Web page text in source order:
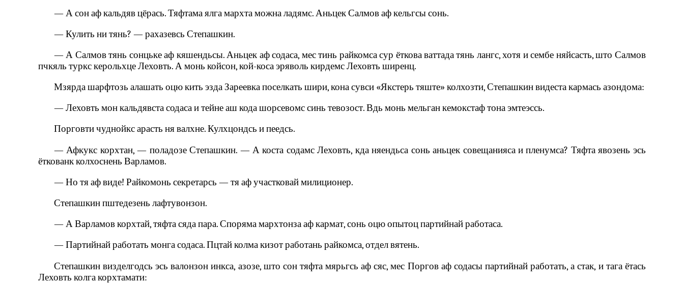
— А сон аф кальдяв цёрась. Тяфтама ялга мархта можна ладямс. Аньцек Салмов аф кельгсы сонь.
— Кулить ни тянь? — рахазевсь Степашкин.
— А Салмов тянь сонцьке аф кяшендьсы. Аньцек аф содаса, мес тинь райкомса сур ёткова ваттада тянь лангс, хотя и сембе няйсасть, што Салмов
пчкяль туркс керольхце Леховть. А монь койсон, кой-коса эряволь кирдемс Леховть ширенц.
Мзярда шарфтозь алашать оцю кить эзда Зареевка поселкать шири, кона сувси «Якстерь тяште» колхозти, Степашкин видеста кармась азондома:
— Леховть мон кальдявста содаса и тейне аш кода шорсевомс синь тевозост. Вдь монь мельган кемокстаф тона эмтеэссь.
Порговти чуднойкс арасть ня валхне. Кулхцондсь и пеедсь.
— Афкукс корхтан, — поладозе Степашкин. — А коста содамс Леховть, кда няендьса сонь аньцек совещанияса и пленумса? Тяфта явозень эсь
ёткованк колхоснень Варламов.
— Но тя аф виде! Райкомонь секретарсь — тя аф участковай милиционер.
Степашкин пштедезень лафтувонзон.
— А Варламов корхтай, тяфта сяда пара. Споряма мархтонза аф кармат, сонь оцю опытоц партийнай работаса.
— Партийнай работать монга содаса. Пцтай колма кизот работань райкомса, отдел вятень.
Степашкин визделгодсь эсь валонзон инкса, азозе, што сон тяфта мярьгсь аф сяс, мес Поргов аф содасы партийнай работать, а стак, и тага ётась
Леховть колга корхтамати: